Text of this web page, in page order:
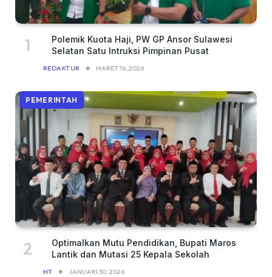
Polemik Kuota Haji, PW GP Ansor Sulawesi
Selatan Satu Intruksi Pimpinan Pusat
REDAKTUR MARET 16, 2026
PEMERINTAH
Optimalkan Mutu Pendidikan, Bupati Maros
Lantik dan Mutasi 25 Kepala Sekolah
HT JANUARI 30, 2026